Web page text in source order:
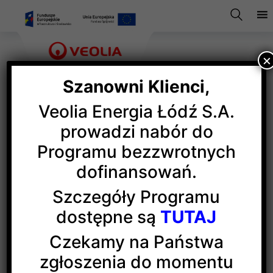
17000 gości, 1200
prelegentów, 180 sesji
To są liczby tegorocznego,
XVI Europejskiego
Kongresu Gospodarczego w Katowicach,
w którym uczestniczyli m.in. politycy, naukowcy,
menedżerowie wielkich firm i przedsiębiorcy, wśród
nich przedstawiciele grupy Veolia w Polsce,
Szanowni Klienci,
Veolia Energia Łódź S.A.
prowadzi nabór do
Programu bezzwrotnych
dofinansowań.
Szczegóły Programu
dostępne są TUTAJ
Czekamy na Państwa
zgłoszenia do momentu
×